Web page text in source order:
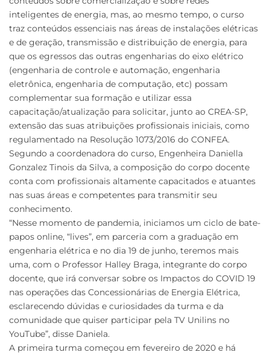
inteligentes de energia, mas, ao mesmo tempo, o curso
traz conteúdos essenciais nas áreas de instalações elétricas
e de geração, transmissão e distribuição de energia, para
que os egressos das outras engenharias do eixo elétrico
(engenharia de controle e automação, engenharia
eletrônica, engenharia de computação, etc) possam
complementar sua formação e utilizar essa
capacitação/atualização para solicitar, junto ao CREA-SP,
extensão das suas atribuições profissionais iniciais, como
regulamentado na Resolução 1073/2016 do CONFEA.
Segundo a coordenadora do curso, Engenheira Daniella
Gonzalez Tinois da Silva, a composição do corpo docente
conta com profissionais altamente capacitados e atuantes
nas suas áreas e competentes para transmitir seu
conhecimento.
“Nesse momento de pandemia, iniciamos um ciclo de bate-
papos online, “lives”, em parceria com a graduação em
engenharia elétrica e no dia 19 de junho, teremos mais
uma, com o Professor Halley Braga, integrante do corpo
docente, que irá conversar sobre os Impactos do COVID 19
nas operações das Concessionárias de Energia Elétrica,
esclarecendo dúvidas e curiosidades da turma e da
comunidade que quiser participar pela TV Unilins no
YouTube”, disse Daniela.
A primeira turma começou em fevereiro de 2020 e há